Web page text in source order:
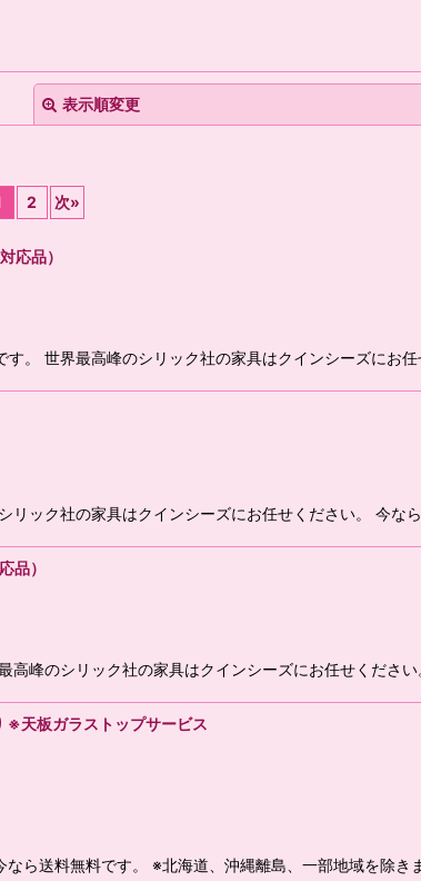
表示順変更
2 次»
応品）
す。 世界最高峰のシリック社の家具はクインシーズに
ック社の家具はクインシーズにお任せください。 今な
品）
峰のシリック社の家具はクインシーズにお任せくださ
※天板ガラストップサービス
なら送料無料です。 ※北海道、沖縄離島、一部地域を除